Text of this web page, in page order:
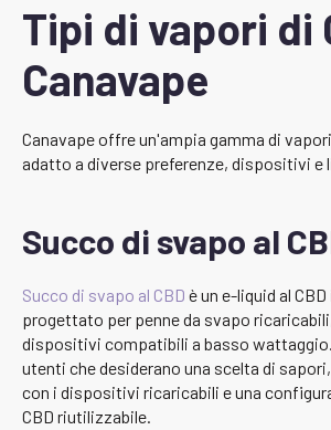
Tipi di vapori di
Canavape
Canavape offre un'ampia gamma di
adatto a diverse preferenze, dispositivi e
Succo di svapo al
Succo di svapo al CBD è un e-liquid al
progettato per penne da svapo
dispositivi compatibili a basso wattaggio.
utenti che desiderano una scelta di
con i dispositivi ricaricabili e una
CBD riutilizzabile.